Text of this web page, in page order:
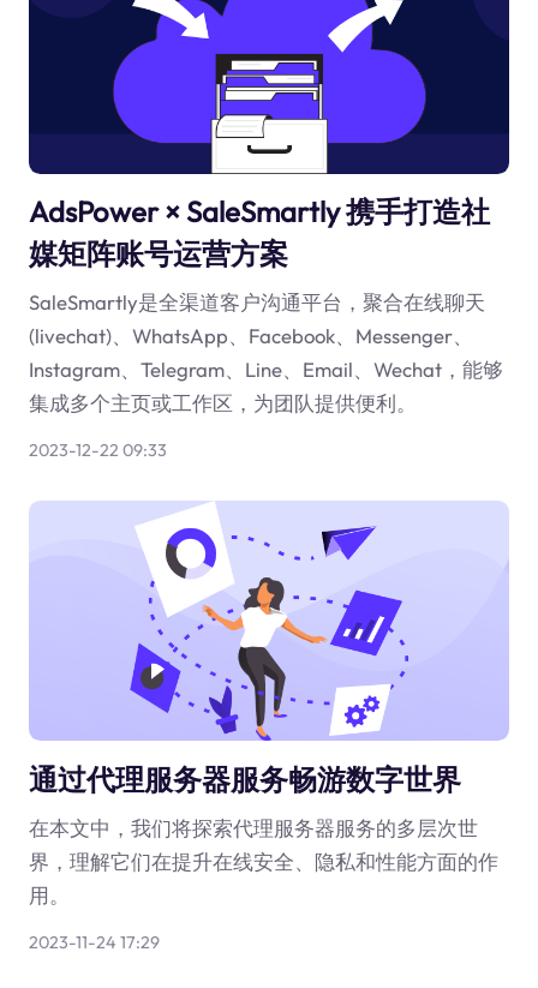
AdsPower × SaleSmartly 携手打造社
媒矩阵账号运营方案
SaleSmartly是全渠道客户沟通平台，聚合在线聊天
(livechat)、WhatsApp、Facebook、Messenger、
Instagram、Telegram、Line、Email、Wechat，能够
集成多个主页或工作区，为团队提供便利。
2023-12-22 09:33
通过代理服务器服务畅游数字世界
在本文中，我们将探索代理服务器服务的多层次世
界，理解它们在提升在线安全、隐私和性能方面的作
用。
2023-11-24 17:29